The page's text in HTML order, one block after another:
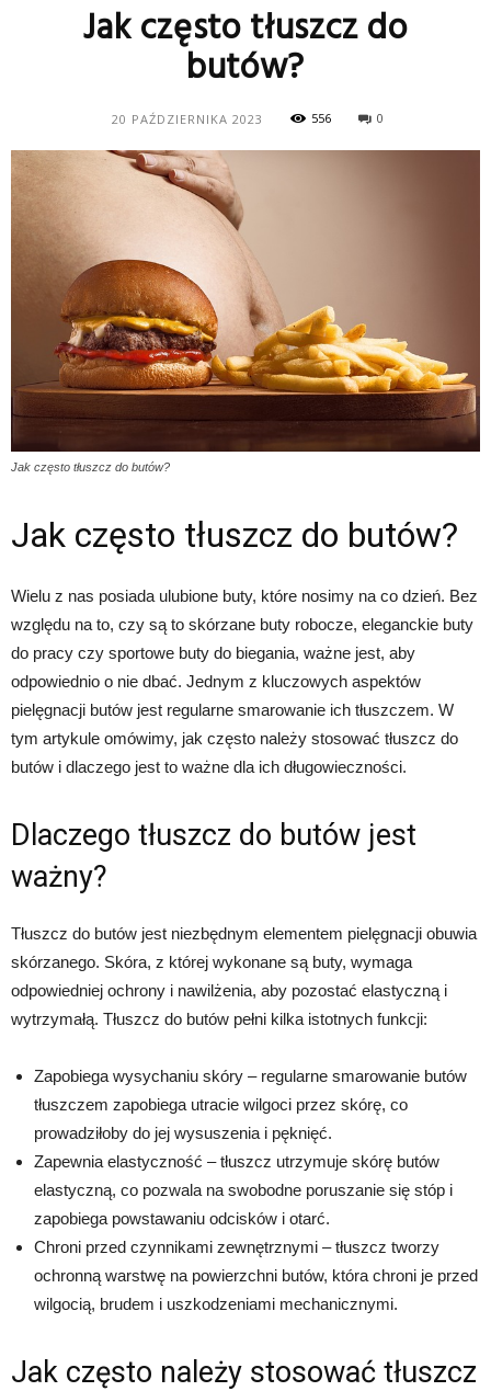
Jak często tłuszcz do
butów?
20 PAŹDZIERNIKA 2023 556 0
Jak często tłuszcz do butów?
Jak często tłuszcz do butów?
Wielu z nas posiada ulubione buty, które nosimy na co dzień. Bez
względu na to, czy są to skórzane buty robocze, eleganckie buty
do pracy czy sportowe buty do biegania, ważne jest, aby
odpowiednio o nie dbać. Jednym z kluczowych aspektów
pielęgnacji butów jest regularne smarowanie ich tłuszczem. W
tym artykule omówimy, jak często należy stosować tłuszcz do
butów i dlaczego jest to ważne dla ich długowieczności.
Dlaczego tłuszcz do butów jest
ważny?
Tłuszcz do butów jest niezbędnym elementem pielęgnacji obuwia
skórzanego. Skóra, z której wykonane są buty, wymaga
odpowiedniej ochrony i nawilżenia, aby pozostać elastyczną i
wytrzymałą. Tłuszcz do butów pełni kilka istotnych funkcji:
Zapobiega wysychaniu skóry – regularne smarowanie butów
tłuszczem zapobiega utracie wilgoci przez skórę, co
prowadziłoby do jej wysuszenia i pęknięć.
Zapewnia elastyczność – tłuszcz utrzymuje skórę butów
elastyczną, co pozwala na swobodne poruszanie się stóp i
zapobiega powstawaniu odcisków i otarć.
Chroni przed czynnikami zewnętrznymi – tłuszcz tworzy
ochronną warstwę na powierzchni butów, która chroni je przed
wilgocią, brudem i uszkodzeniami mechanicznymi.
Jak często należy stosować tłuszcz